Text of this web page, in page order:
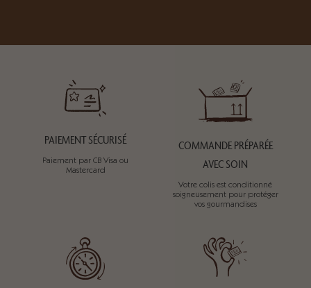
PAIEMENT SÉCURISÉ
Paiement par CB Visa ou
Mastercard
COMMANDE PRÉPARÉE
AVEC SOIN
Votre colis est conditionné
soigneusement pour protéger
vos gourmandises